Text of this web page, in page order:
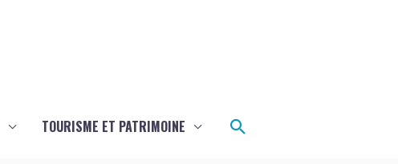
TOURISME ET PATRIMOINE Rechercher